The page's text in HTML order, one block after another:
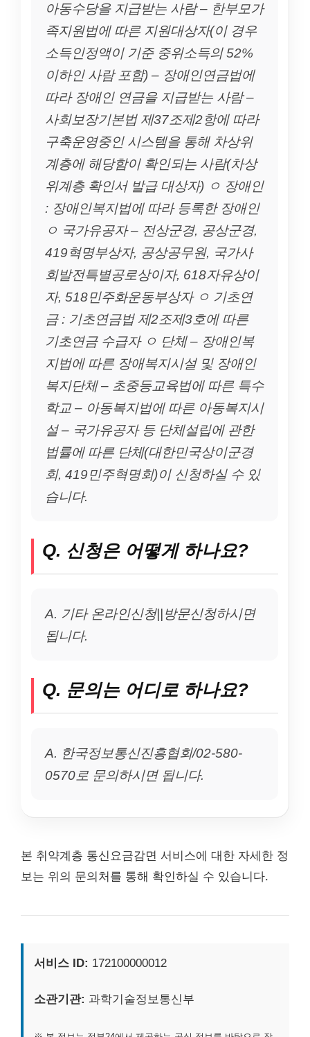
아동수당을 지급받는 사람 – 한부모가
족지원법에 따른 지원대상자(이 경우
소득인정액이 기준 중위소득의 52%
이하인 사람 포함) – 장애인연금법에
따라 장애인 연금을 지급받는 사람 –
사회보장기본법 제37조제2항에 따라
구축운영중인 시스템을 통해 차상위
계층에 해당함이 확인되는 사람(차상
위계층 확인서 발급 대상자) ㅇ 장애인
: 장애인복지법에 따라 등록한 장애인
ㅇ 국가유공자 – 전상군경, 공상군경,
419혁명부상자, 공상공무원, 국가사
회발전특별공로상이자, 618자유상이
자, 518민주화운동부상자 ㅇ 기초연
금 : 기초연금법 제2조제3호에 따른
기초연금 수급자 ㅇ 단체 – 장애인복
지법에 따른 장애복지시설 및 장애인
복지단체 – 초중등교육법에 따른 특수
학교 – 아동복지법에 따른 아동복지시
설 – 국가유공자 등 단체설립에 관한
법률에 따른 단체(대한민국상이군경
회, 419민주혁명회)이 신청하실 수 있
습니다.
Q. 신청은 어떻게 하나요?
A. 기타 온라인신청||방문신청하시면
됩니다.
Q. 문의는 어디로 하나요?
A. 한국정보통신진흥협회/02-580-
0570로 문의하시면 됩니다.
본 취약계층 통신요금감면 서비스에 대한 자세한 정
보는 위의 문의처를 통해 확인하실 수 있습니다.
서비스 ID: 172100000012
소관기관: 과학기술정보통신부